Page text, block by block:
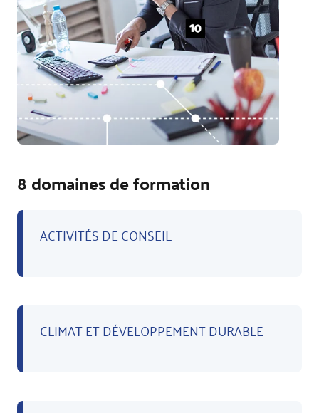
8 domaines de formation
ACTIVITÉS DE CONSEIL
CLIMAT ET DÉVELOPPEMENT DURABLE